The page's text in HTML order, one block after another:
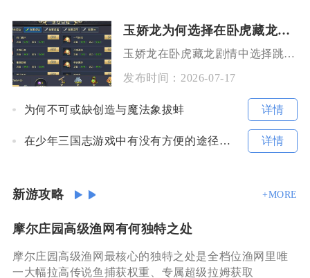
玉娇龙为何选择在卧虎藏龙中跳崖
玉娇龙在卧虎藏龙剧情中选择跳崖，核心是多重现实枷锁与精神理想的彻底割裂，手游复刻这段结局同
发布时间： 2026-07-17
为何不可或缺创造与魔法象拔蚌 详情
在少年三国志游戏中有没有方便的途径给开发团队提供反馈 详情
新游攻略 +MORE
摩尔庄园高级渔网有何独特之处
摩尔庄园高级渔网最核心的独特之处是全档位渔网里唯
一大幅拉高传说鱼捕获权重、专属超级拉姆获取